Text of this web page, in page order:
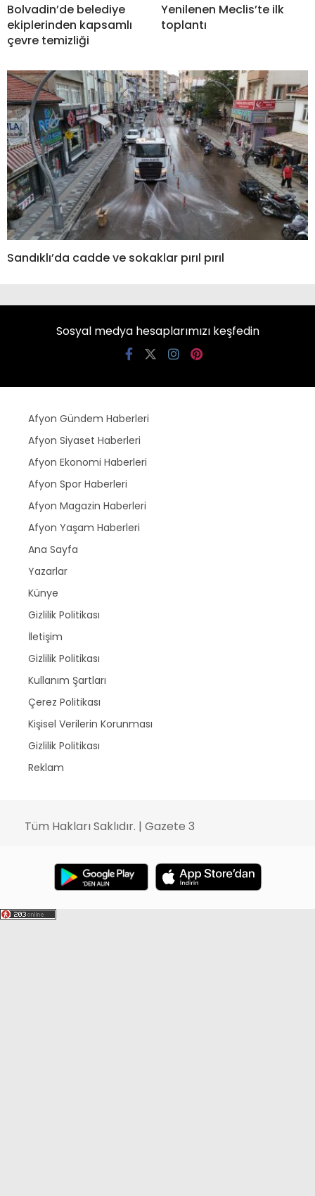
Bolvadin’de belediye
ekiplerinden kapsamlı
çevre temizliği
Yenilenen Meclis’te ilk
toplantı
Sandıklı’da cadde ve sokaklar pırıl pırıl
Sosyal medya hesaplarımızı keşfedin
Afyon Gündem Haberleri
Afyon Siyaset Haberleri
Afyon Ekonomi Haberleri
Afyon Spor Haberleri
Afyon Magazin Haberleri
Afyon Yaşam Haberleri
Ana Sayfa
Yazarlar
Künye
Gizlilik Politikası
İletişim
Gizlilik Politikası
Kullanım Şartları
Çerez Politikası
Kişisel Verilerin Korunması
Gizlilik Politikası
Reklam
Tüm Hakları Saklıdır. | Gazete 3